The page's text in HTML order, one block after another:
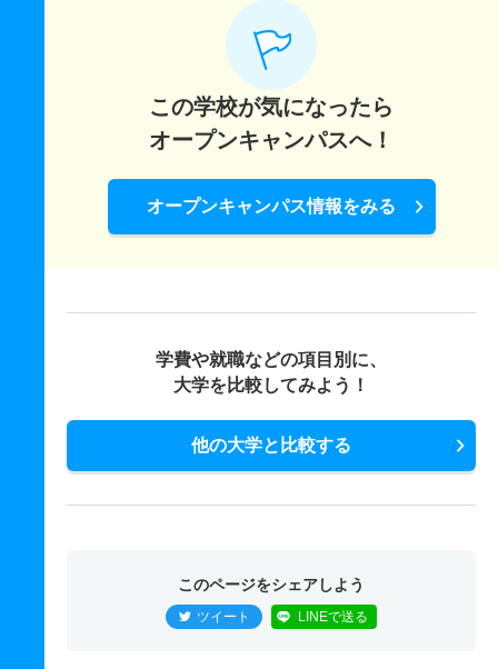
この学校が気になったら
オープンキャンパスへ！
オープンキャンパス情報をみる
学費や就職などの項目別に、
大学を比較してみよう！
他の大学と比較する
このページをシェアしよう
ツイート LINEで送る